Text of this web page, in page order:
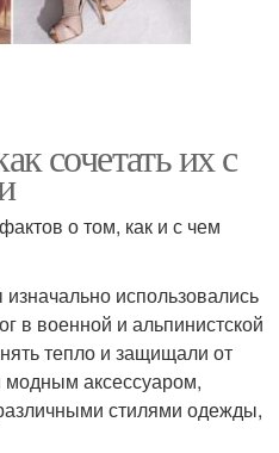
сочетать их с
о том, как и с чем
использовались
в военной и альпинистской
тепло и защищали от
модным аксессуаром,
стилями одежды,